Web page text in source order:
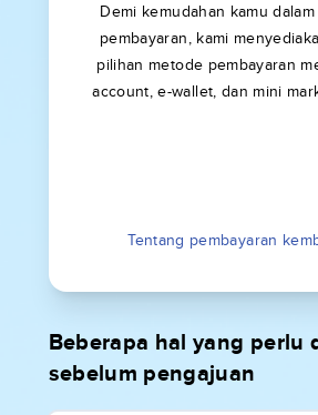
Demi kemudahan kamu
pembayaran, kami
pilihan metode pembayaran
account, e-wallet, dan mini
Tentang pembayaran
Beberapa hal yang perlu
sebelum pengajuan